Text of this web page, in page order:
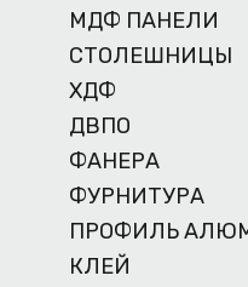
МДФ ПАНЕЛИ
СТОЛЕШНИЦЫ
ХДФ
ДВПО
ФАНЕРА
ФУРНИТУРА
ПРОФИЛЬ
КЛЕЙ